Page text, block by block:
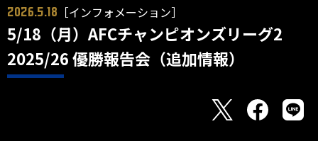
2026.5.18 ［インフォメーション］
5/18（月）AFCチャンピオンズリーグ2
2025/26 優勝報告会（追加情報）